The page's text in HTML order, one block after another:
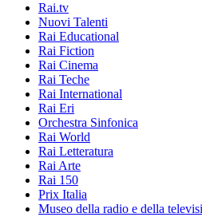
Rai.tv
Nuovi Talenti
Rai Educational
Rai Fiction
Rai Cinema
Rai Teche
Rai International
Rai Eri
Orchestra Sinfonica
Rai World
Rai Letteratura
Rai Arte
Rai 150
Prix Italia
Museo della radio e della